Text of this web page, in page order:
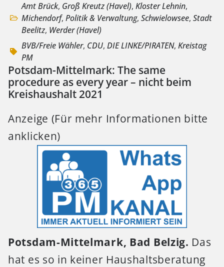
Amt Brück, Groß Kreutz (Havel), Kloster Lehnin,
Michendorf, Politik & Verwaltung, Schwielowsee, Stadt
Beelitz, Werder (Havel)
BVB/Freie Wähler, CDU, DIE LINKE/PIRATEN, Kreistag
PM
Potsdam-Mittelmark: The same
procedure as every year – nicht beim
Kreishaushalt 2021
Anzeige (Für mehr Informationen bitte
anklicken)
Potsdam-Mittelmark, Bad Belzig. Das
hat es so in keiner Haushaltsberatung